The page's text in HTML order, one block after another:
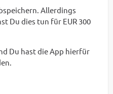
Allerdings
Du dies tun für EUR 300
Du hast die App hierfür